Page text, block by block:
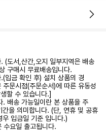
도서,산간,오지 일부지역은 배송
구매시 무료배송입니다.
입금 확인 후) 설치 상품의 경
문시점(주문순서)에 따른 유동성
할 수 있습니다.]
배송 가능일이란 본 상품을 주
을 의미합니다. (단, 연휴 및 공휴
입금일 기준 입니다.)
수요일 출고됩니다.